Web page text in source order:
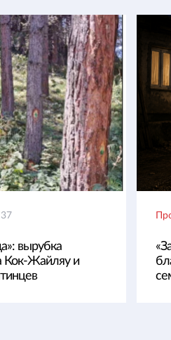
вырубка
Кок-Жайляу и